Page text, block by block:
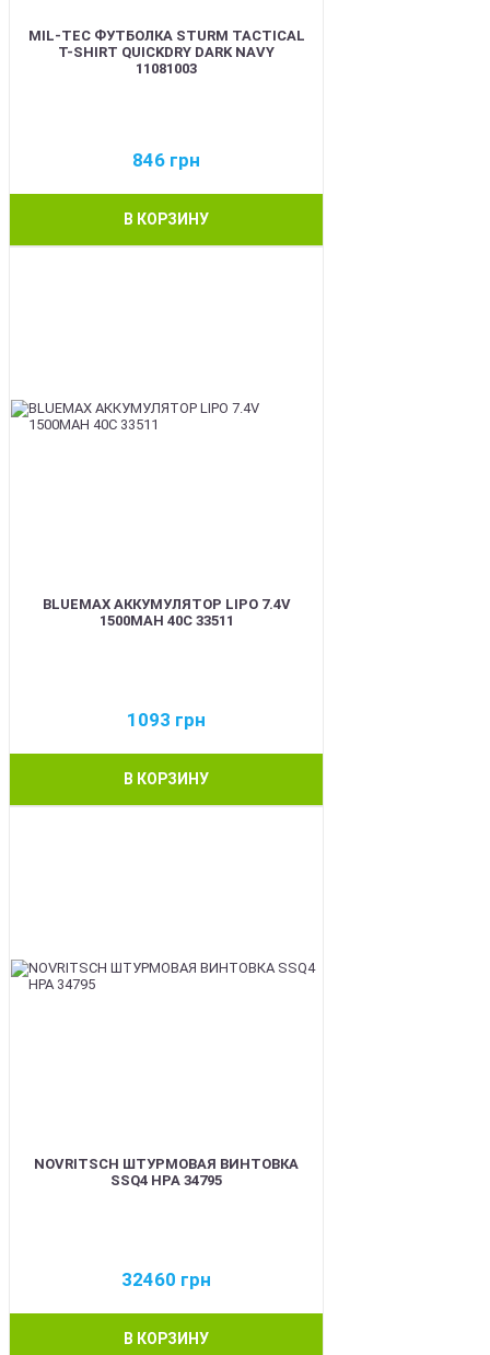
MIL-TEC ФУТБОЛКА STURM TACTICAL
T-SHIRT QUICKDRY DARK NAVY
11081003
846 грн
В КОРЗИНУ
BLUEMAX АККУМУЛЯТОР LIPO 7.4V
1500MAH 40C 33511
1093 грн
В КОРЗИНУ
NOVRITSCH ШТУРМОВАЯ ВИНТОВКА
SSQ4 HPA 34795
32460 грн
В КОРЗИНУ